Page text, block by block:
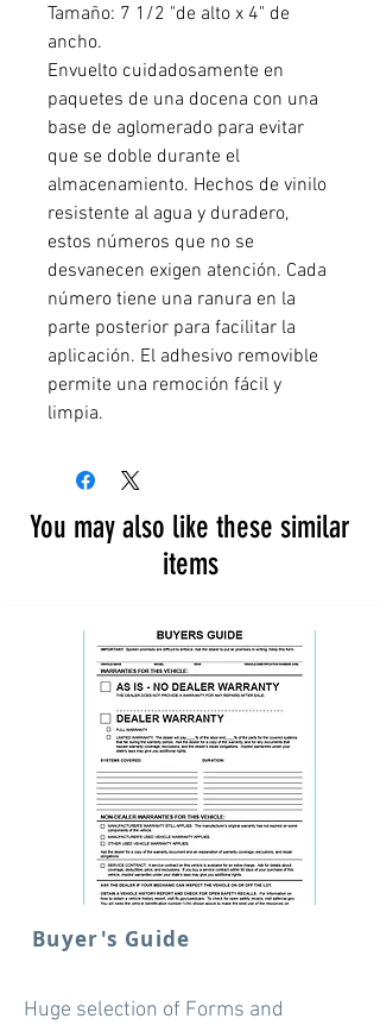
Tamaño: 7 1/2 "de alto x 4" de
ancho.
Envuelto cuidadosamente en
paquetes de una docena con una
base de aglomerado para evitar
que se doble durante el
almacenamiento. Hechos de vinilo
resistente al agua y duradero,
estos números que no se
desvanecen exigen atención. Cada
número tiene una ranura en la
parte posterior para facilitar la
aplicación. El adhesivo removible
permite una remoción fácil y
limpia.
You may also like these similar
items
Buyer's Guide
Huge selection of Forms and